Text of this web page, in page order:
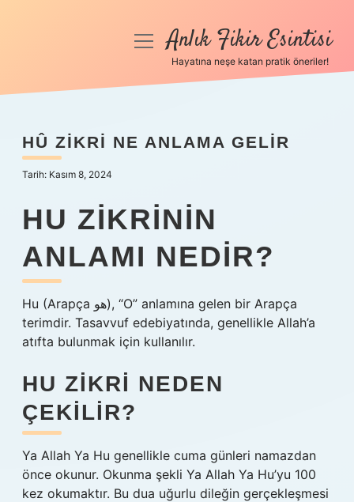
Anasayfa
Yasal Uyarı
menüyüAnlık Fikir Esintisi
Hayatına neşe katan pratik öneriler!
HÛ ZIKRI NE ANLAMA GELIR
Tarih: Kasım 8, 2024
HU ZIKRININ
ANLAMI NEDIR?
Hu (Arapça هو), “O” anlamına gelen bir Arapça
terimdir. Tasavvuf edebiyatında, genellikle Allah’a
atıfta bulunmak için kullanılır.
HU ZIKRI NEDEN
ÇEKILIR?
Ya Allah Ya Hu genellikle cuma günleri namazdan
önce okunur. Okunma şekli Ya Allah Ya Hu’yu 100
kez okumaktır. Bu dua uğurlu dileğin gerçekleşmesi